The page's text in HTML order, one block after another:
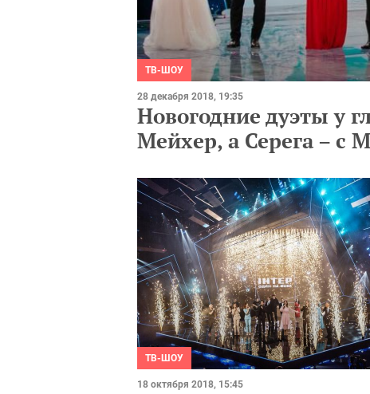
ТВ-ШОУ
28 декабря 2018, 19:35
Новогодние дуэты у
Мейхер, а Серега – с
ТВ-ШОУ
18 октября 2018, 15:45